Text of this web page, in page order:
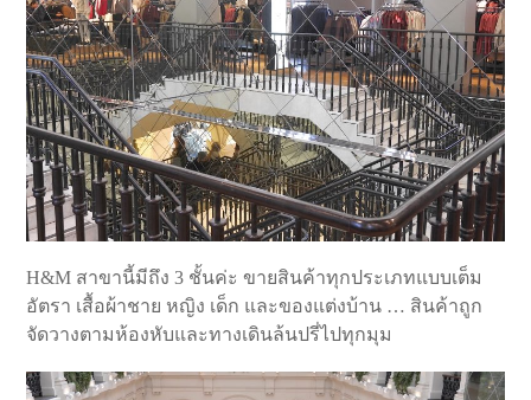
H&M สาขานี้มีถึง 3 ชั้นค่ะ ขายสินค้าทุกประเภทแบบเต็ม
อัตรา เสื้อผ้าชาย หญิง เด็ก และของแต่งบ้าน … สินค้าถูก
จัดวางตามห้องหับและทางเดินล้นปรี่ไปทุกมุม